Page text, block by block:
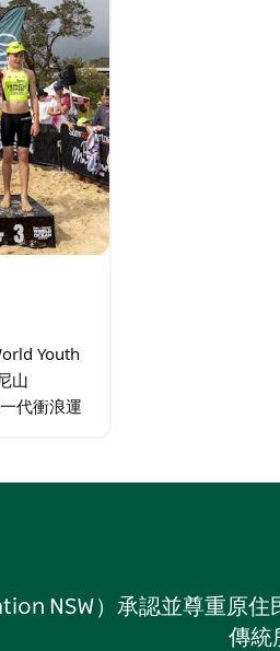
Youth
山
代衝浪運
NSW）承認並尊重原
傳統